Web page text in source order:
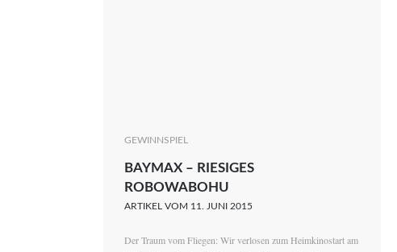
GEWINNSPIEL
BAYMAX – RIESIGES
ROBOWABOHU
ARTIKEL VOM 11. JUNI 2015
Der Traum vom Fliegen: Wir verlosen zum Heimkinostart am